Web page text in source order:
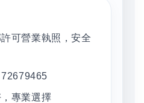
可營業執照，安全
專業選擇